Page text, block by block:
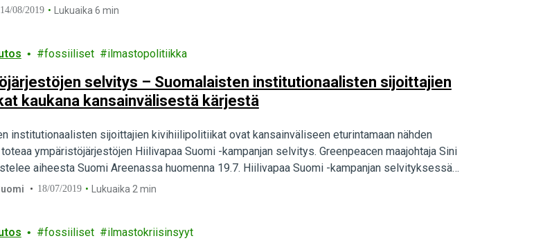
14/08/2019 Lukuaika 6 min
fossiiliset ilmastopolitiikka
selvitys – Suomalaisten institutionaalisten sijoittajien
kaukana kansainvälisestä kärjestä
institutionaalisten sijoittajien kivihiilipolitiikat ovat kansainväliseen eturintamaan nähden
ympäristöjärjestöjen Hiilivapaa Suomi -kampanjan selvitys. Greenpeacen maajohtaja Sini
aiheesta Suomi Areenassa huomenna 19.7. Hiilivapaa Suomi -kampanjan selvityksessä…
18/07/2019 Lukuaika 2 min
fossiiliset ilmastokriisinsyyt